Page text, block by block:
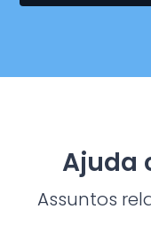
Ajuda
Assuntos